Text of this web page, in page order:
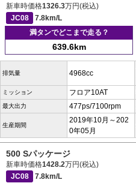
新車時価格1326.3万円(税込)
JC08
7.8km/L
満タンでどこまで走る？
639.6km
排気量 4968cc
ミッション フロア10AT
最大出力 477ps/7100rpm
生産期間
2019年10月～202
0年05月
500 Sパッケージ
新車時価格1428.2万円(税込)
JC08
7.8km/L